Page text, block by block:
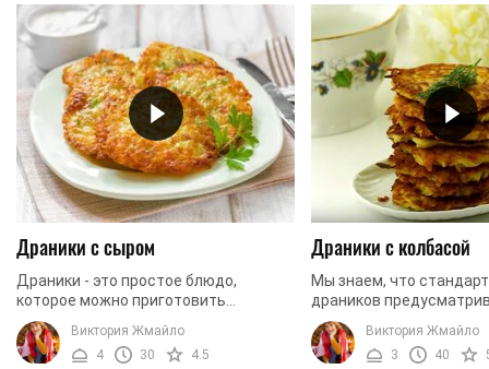
Драники с сыром
Драники - это простое блюдо,
которое можно приготовить
буквально из нескольких
ингредиентов. Сегодня мы
предлагаем вам разнообразить это
Виктория Жмайло
4
30 4.5
Драники с колбасой
Мы знаем, что
драников
использование
мы предлагаем вам
приготовить драники с
Виктория Жмайло
3
40